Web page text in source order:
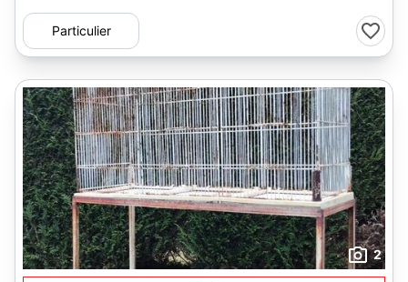
Particulier
2